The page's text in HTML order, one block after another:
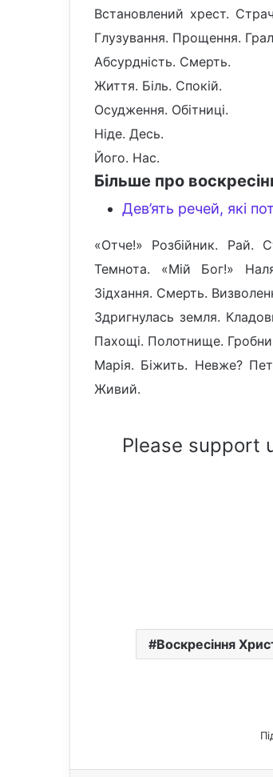
Встановлений хрест.
Глузування. Прощення.
Абсурдність. Смерть.
Життя. Біль. Спокій.
Осудження. Обітниці.
Ніде. Десь.
Його. Нас.
Більше про
Дев’ять речей, які
«Отче!» Розбійник. Рай.
Темнота. «Мій Бог!»
Зідхання. Смерть.
Здригнулась земля.
Пахощі. Полотнище.
Марія. Біжить. Невже?
Живий.
Please support
Воскресіння